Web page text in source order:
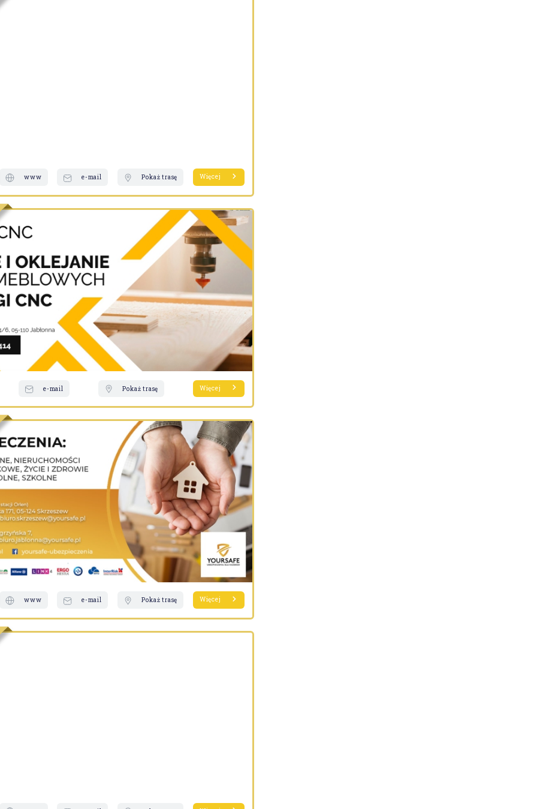
www e-mail Pokaż trasę Więcej
e-mail Pokaż trasę Więcej
www e-mail Pokaż trasę Więcej